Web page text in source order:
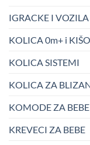
IGRACKE I VOZILA
KOLICA 0m+ i
KOLICA SISTEMI
KOLICA ZA
KOMODE ZA BEBE
KREVECI ZA BEBE